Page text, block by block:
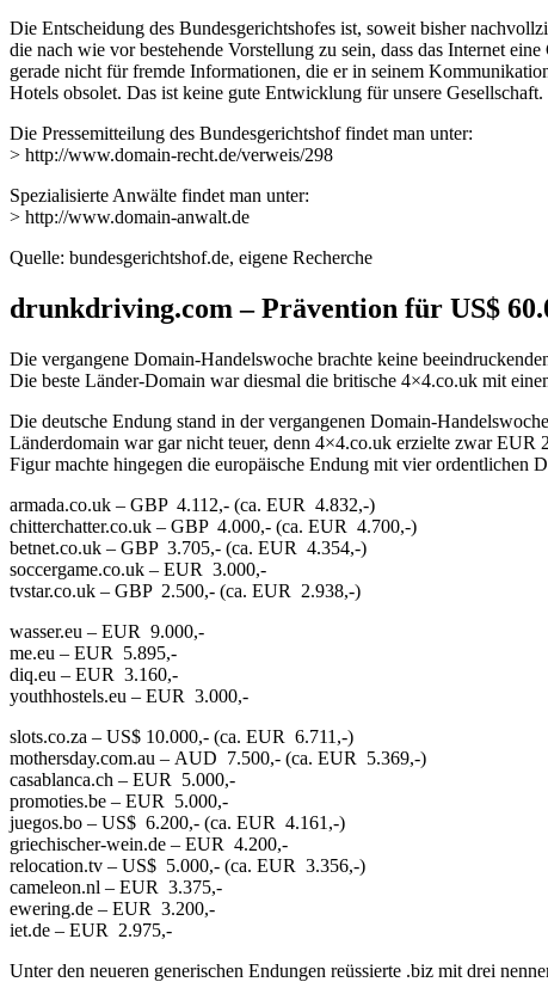
Die Entscheidung des Bundesgerichtshofes ist, soweit bisher
die nach wie vor bestehende Vorstellung zu sein, dass das Internet
gerade nicht für fremde Informationen, die er in seinem
Hotels obsolet. Das ist keine gute Entwicklung für unsere Gesellschaft.
Die Pressemitteilung des Bundesgerichtshof findet man unter:
> http://www.domain-recht.de/verweis/298
Spezialisierte Anwälte findet man unter:
> http://www.domain-anwalt.de
Quelle: bundesgerichtshof.de, eigene Recherche
drunkdriving.com – Prävention für US$
Die vergangene Domain-Handelswoche brachte keine
Die beste Länder-Domain war diesmal die britische 4×4.co.uk mit
Die deutsche Endung stand in der vergangenen Domain-
Länderdomain war gar nicht teuer, denn 4×4.co.uk erzielte zwar
Figur machte hingegen die europäische Endung mit vier ordentlichen
armada.co.uk – GBP 4.112,- (ca. EUR 4.832,-)
chitterchatter.co.uk – GBP 4.000,- (ca. EUR 4.700,-)
betnet.co.uk – GBP 3.705,- (ca. EUR 4.354,-)
soccergame.co.uk – EUR 3.000,-
tvstar.co.uk – GBP 2.500,- (ca. EUR 2.938,-)
wasser.eu – EUR 9.000,-
me.eu – EUR 5.895,-
diq.eu – EUR 3.160,-
youthhostels.eu – EUR 3.000,-
slots.co.za – US$ 10.000,- (ca. EUR 6.711,-)
mothersday.com.au – AUD 7.500,- (ca. EUR 5.369,-)
casablanca.ch – EUR 5.000,-
promoties.be – EUR 5.000,-
juegos.bo – US$ 6.200,- (ca. EUR 4.161,-)
griechischer-wein.de – EUR 4.200,-
relocation.tv – US$ 5.000,- (ca. EUR 3.356,-)
cameleon.nl – EUR 3.375,-
ewering.de – EUR 3.200,-
iet.de – EUR 2.975,-
Unter den neueren generischen Endungen reüssierte .biz mit drei